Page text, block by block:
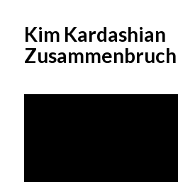
Kim Kardashian
Zusammenbruch